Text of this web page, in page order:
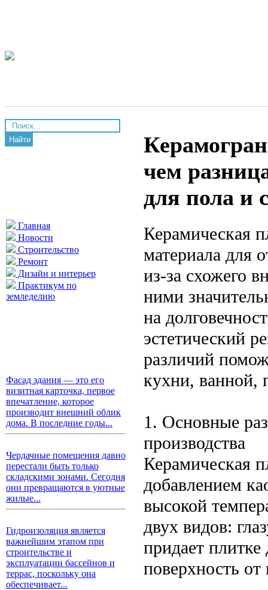
Найти
Главная
Новости
Строительство
Ремонт
Дизайн и интерьер
Практикум по
земледелию
Фасад здания — это его
визитная карточка, первое
впечатление, которое
производит внешний облик
дома. В последние годы...
Чердачные помещения давно
перестали быть только
складскими зонами. Сегодня
они превращаются в уютные
жилые...
Гидроизоляция является
важнейшим этапом при
строительстве и
эксплуатации бассейнов и
террас, поскольку она
обеспечивает...
чем
для пола и
Керамическая
материала для
из-за схожего
ними
на
эстетический
различий
кухни, ванной,
1. Основные
производства
Керамическая
добавлением
высокой
двух видов:
придает
поверхность от